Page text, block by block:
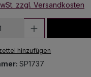
zzgl. Versandkosten
Anzahl: Gib
hinzufügen
SP1737